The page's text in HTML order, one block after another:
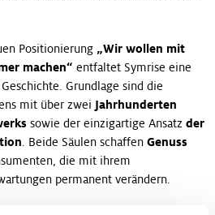
Positionierung „Wir wollen mit
machen“ entfaltet Symrise eine
Grundlage sind die
mit über zwei Jahrhunderten
sowie der einzigartige Ansatz der
. Beide Säulen schaffen Genuss
die mit ihrem
permanent verändern.